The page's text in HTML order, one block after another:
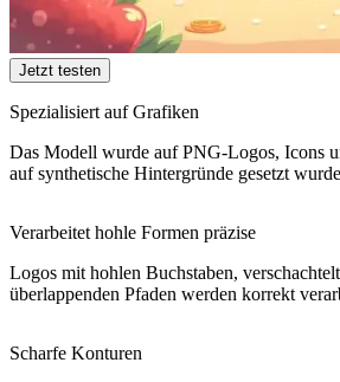
Jetzt testen
Spezialisiert auf Grafiken
Das Modell wurde auf PNG-Logos, Icons
auf synthetische Hintergründe gesetzt
Verarbeitet hohle Formen präzise
Logos mit hohlen Buchstaben,
überlappenden Pfaden werden korrekt
Scharfe Konturen